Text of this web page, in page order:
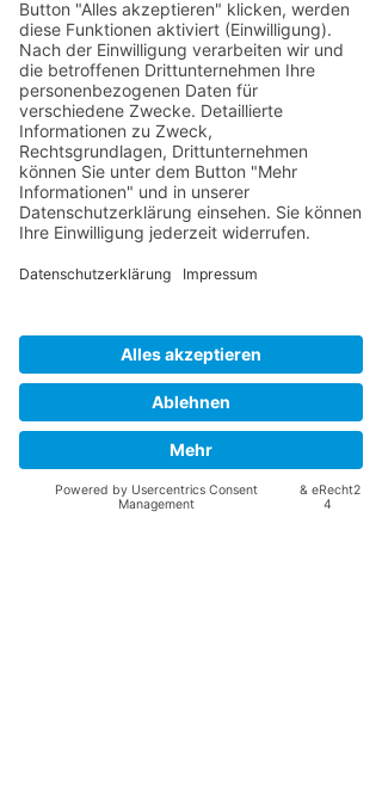
Aktuelle Beiträge Alle ansehen